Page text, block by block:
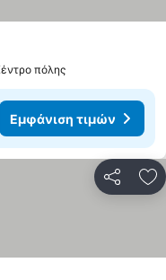
τιμών
πόλης
Εμφάνιση τιμών